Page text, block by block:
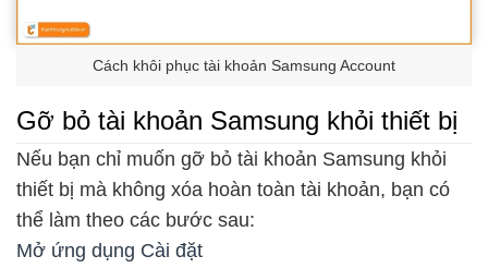
Cách khôi phục tài khoản Samsung Account
Gỡ bỏ tài khoản Samsung khỏi thiết bị
Nếu bạn chỉ muốn gỡ bỏ tài khoản Samsung khỏi
thiết bị mà không xóa hoàn toàn tài khoản, bạn có
thể làm theo các bước sau:
Mở ứng dụng Cài đặt